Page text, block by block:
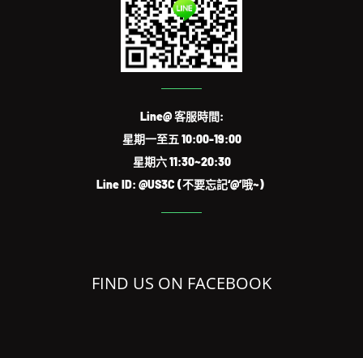
Line@ 客服時間:
星期一至五 10:00-19:00
星期六 11:30~20:30
Line ID: @US3C (不要忘記‘@’哦~)
FIND US ON FACEBOOK